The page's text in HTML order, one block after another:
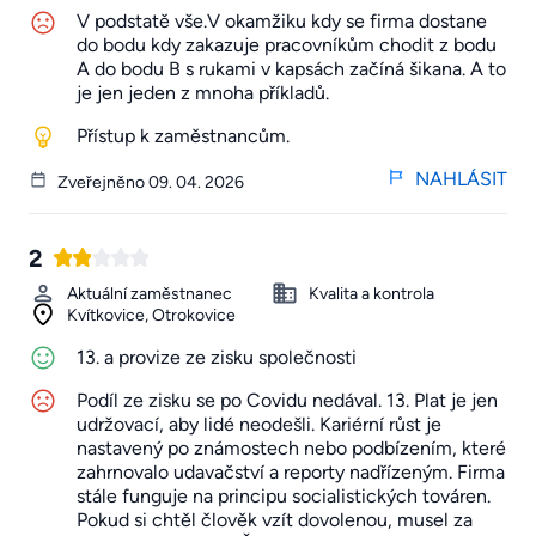
V podstatě vše.V okamžiku kdy se firma dostane
do bodu kdy zakazuje pracovníkům chodit z bodu
A do bodu B s rukami v kapsách začíná šikana. A to
je jen jeden z mnoha příkladů.
Přístup k zaměstnancům.
Zveřejněno 09. 04. 2026 NAHLÁSIT
2
Aktuální zaměstnanec
Kvalita a kontrola
Kvítkovice, Otrokovice
13. a provize ze zisku společnosti
Podíl ze zisku se po Covidu nedával. 13. Plat je jen
udržovací, aby lidé neodešli. Kariérní růst je
nastavený po známostech nebo podbízením, které
zahrnovalo udavačství a reporty nadřízeným. Firma
stále funguje na principu socialistických továren.
Pokud si chtěl člověk vzít dovolenou, musel za